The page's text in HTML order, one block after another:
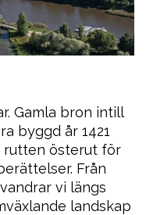
Gamla bron intill
byggd år 1421
rutten österut för
Från
vi längs
landskap